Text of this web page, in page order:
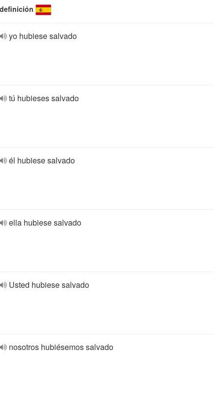
definición
yo hubiese salvado
tú hubieses salvado
él hubiese salvado
ella hubiese salvado
Usted hubiese salvado
nosotros hubiésemos salvado